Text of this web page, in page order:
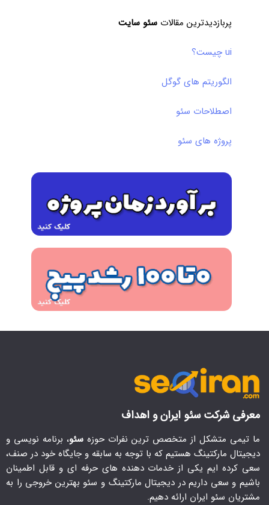
پربازدیدترین مقالات سئو سایت
ui چیست؟
الگوریتم های گوگل
اصطلاحات سئو
پروژه های سئو
معرفی شرکت سئو ایران و اهداف
ما تیمی متشکل از متخصص ترین نفرات حوزه سئو، برنامه نویسی و
دیجیتال مارکتینگ هستیم که با توجه به سابقه و جایگاه خود در صنف،
سعی کرده ایم یکی از خدمات دهنده های حرفه ای و قابل اطمینان
باشیم و سعی داریم در دیجیتال مارکتینگ و سئو بهترین خروجی را به
مشتریان سئو ایران ارائه دهیم.